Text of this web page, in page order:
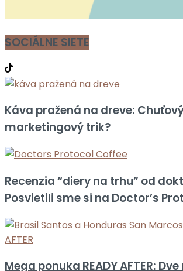
SOCIÁLNE SIETE
Káva pražená na dreve:
marketingový trik?
Recenzia “diery na trhu” od
Posvietili sme si na Doctor’s
Mega ponuka READY AFTER: